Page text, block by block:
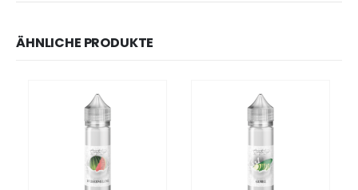
ÄHNLICHE PRODUKTE